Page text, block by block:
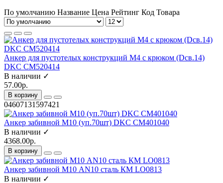
По умолчанию Название Цена Рейтинг Код Товара
Анкер для пустотелых конструкций М4 с крюком (Dсв.14)
DKC CM520414
В наличии ✓
57.00р.
В корзину
04607131597421
Анкер забивной М10 (уп.70шт) DKC CM401040
В наличии ✓
4368.00р.
В корзину
Анкер забивной М10 AN10 сталь КМ LO0813
В наличии ✓